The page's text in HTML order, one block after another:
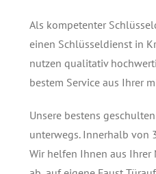
Als kompetenter
einen Schlüsseldienst in
nutzen qualitativ
bestem Service aus Ihrer
Unsere bestens
unterwegs. Innerhalb von
Wir helfen Ihnen aus Ihrer